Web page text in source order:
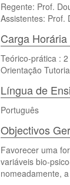
Regente: Prof.
Assistentes: Prof.
Carga Horária
Teórico-prática :
Orientação
Língua de
Português
Objectivos
Favorecer uma
variáveis bio-
nomeadamente,